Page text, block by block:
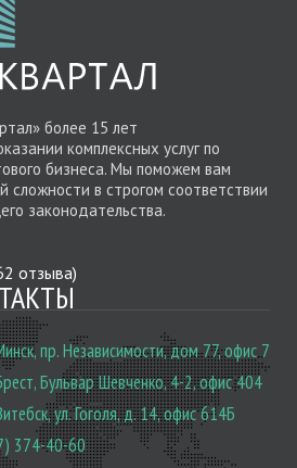
более 15 лет
комплексных услуг по
бизнеса. Мы поможем вам
сложности в строгом соответствии
законодательства.
отзыва)
пр. Независимости, дом 77, офис 7
Бульвар Шевченко, 4-2, офис 404
ул. Гоголя, д. 14, офис 614Б
374-40-60